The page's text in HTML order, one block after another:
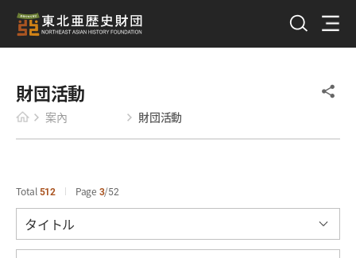
財団活動
案內 財団活動
Total512 Page 3 52